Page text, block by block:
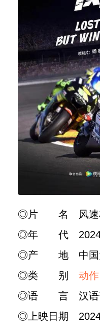
◎片 名 风速
◎年 代
◎产 地 中国
◎类 别 动作
◎语 言 汉语
◎上映日期